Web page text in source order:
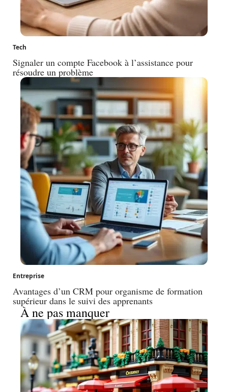
Tech
Signaler un compte Facebook à l’assistance pour
résoudre un problème
Entreprise
Avantages d’un CRM pour organisme de formation
supérieur dans le suivi des apprenants
À ne pas manquer